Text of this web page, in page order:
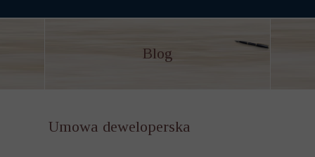
Blog
Umowa deweloperska